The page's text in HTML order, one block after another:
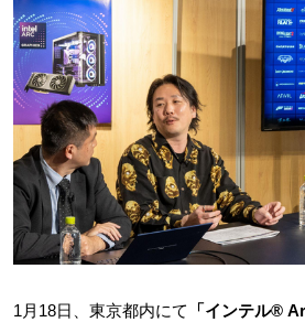
1月18日、東京都内にて
「インテル®